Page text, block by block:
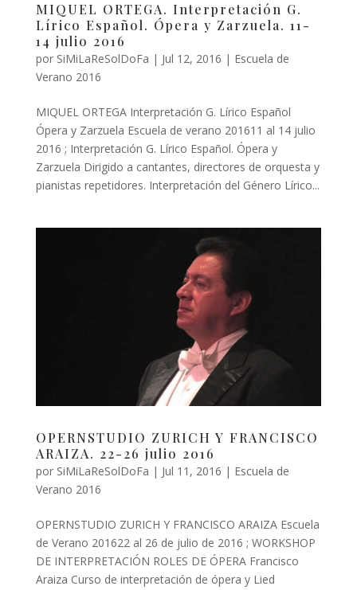
MIQUEL ORTEGA. Interpretación G.
Lírico Español. Ópera y Zarzuela. 11-
14 julio 2016
por SiMiLaReSolDoFa | Jul 12, 2016 | Escuela de
Verano 2016
MIQUEL ORTEGA Interpretación G. Lírico Español
Ópera y Zarzuela Escuela de verano 201611 al 14 julio
2016 ; Interpretación G. Lírico Español. Ópera y
Zarzuela Dirigido a cantantes, directores de orquesta y
pianistas repetidores. Interpretación del Género Lírico...
OPERNSTUDIO ZURICH Y FRANCISCO
ARAIZA. 22-26 julio 2016
por SiMiLaReSolDoFa | Jul 11, 2016 | Escuela de
Verano 2016
OPERNSTUDIO ZURICH Y FRANCISCO ARAIZA Escuela
de Verano 201622 al 26 de julio de 2016 ; WORKSHOP
DE INTERPRETACIÓN ROLES DE ÓPERA Francisco
Araiza Curso de interpretación de ópera y Lied